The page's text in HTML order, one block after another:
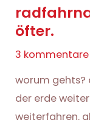
öfter.
3 kommentare
worum gehts?
der erde
weiterfahren.